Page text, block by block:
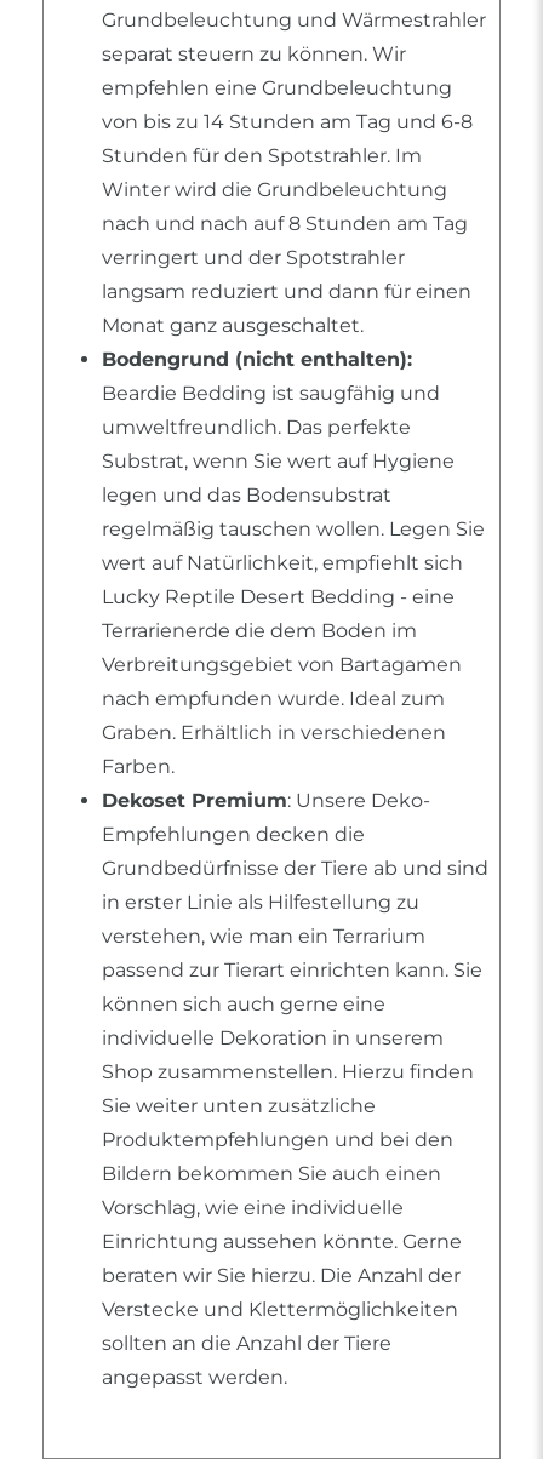
Grundbeleuchtung und Wärmestrahler
separat steuern zu können. Wir
empfehlen eine Grundbeleuchtung
von bis zu 14 Stunden am Tag und 6-8
Stunden für den Spotstrahler. Im
Winter wird die Grundbeleuchtung
nach und nach auf 8 Stunden am Tag
verringert und der Spotstrahler
langsam reduziert und dann für einen
Monat ganz ausgeschaltet.
Bodengrund (nicht enthalten):
Beardie Bedding ist saugfähig und
umweltfreundlich. Das perfekte
Substrat, wenn Sie wert auf Hygiene
legen und das Bodensubstrat
regelmäßig tauschen wollen. Legen Sie
wert auf Natürlichkeit, empfiehlt sich
Lucky Reptile Desert Bedding - eine
Terrarienerde die dem Boden im
Verbreitungsgebiet von Bartagamen
nach empfunden wurde. Ideal zum
Graben. Erhältlich in verschiedenen
Farben.
Dekoset Premium: Unsere Deko-
Empfehlungen decken die
Grundbedürfnisse der Tiere ab und sind
in erster Linie als Hilfestellung zu
verstehen, wie man ein Terrarium
passend zur Tierart einrichten kann. Sie
können sich auch gerne eine
individuelle Dekoration in unserem
Shop zusammenstellen. Hierzu finden
Sie weiter unten zusätzliche
Produktempfehlungen und bei den
Bildern bekommen Sie auch einen
Vorschlag, wie eine individuelle
Einrichtung aussehen könnte. Gerne
beraten wir Sie hierzu. Die Anzahl der
Verstecke und Klettermöglichkeiten
sollten an die Anzahl der Tiere
angepasst werden.